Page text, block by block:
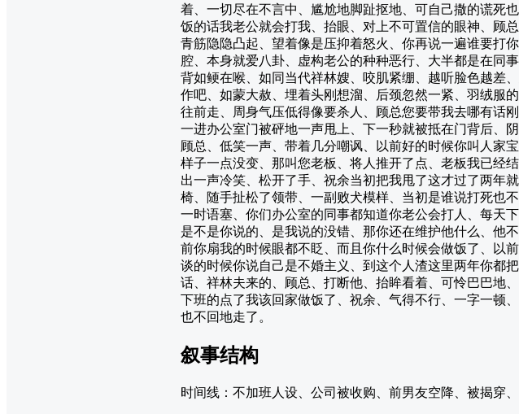
着、一切尽在不言中、尴尬地脚趾抠地、可自己撒的谎死
饭的话我老公就会打我、抬眼、对上不可置信的眼神、顾
青筋隐隐凸起、望着像是压抑着怒火、你再说一遍谁要打
腔、本身就爱八卦、虚构老公的种种恶行、大半都是在同
背如鲠在喉、如同当代祥林嫂、咬肌紧绷、越听脸色越差
作吧、如蒙大赦、埋着头刚想溜、后颈忽然一紧、羽绒服
往前走、周身气压低得像要杀人、顾总您要带我去哪有话
一进办公室门被砰地一声甩上、下一秒就被抵在门背后、
顾总、低笑一声、带着几分嘲讽、以前好的时候你叫人家
样子一点没变、那叫您老板、将人推开了点、老板我已经
出一声冷笑、松开了手、祝余当初把我甩了这才过了两年
椅、随手扯松了领带、一副败犬模样、当初是谁说打死也
一时语塞、你们办公室的同事都知道你老公会打人、每天
是不是你说的、是我说的没错、那你还在维护他什么、他
前你扇我的时候眼都不眨、而且你什么时候会做饭了、以
谈的时候你说自己是不婚主义、到这个人渣这里两年你都
话、祥林夫来的、顾总、打断他、抬眸看着、可怜巴巴地
下班的点了我该回家做饭了、祝余、气得不行、一字一顿
也不回地走了。
叙事结构
时间线：不加班人设、公司被收购、前男友空降、被揭穿、